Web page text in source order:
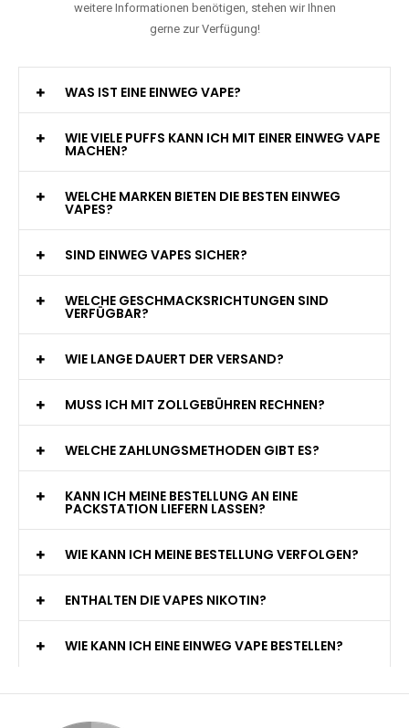
weitere Informationen benötigen, stehen wir Ihnen
gerne zur Verfügung!
WAS IST EINE EINWEG VAPE?
WIE VIELE PUFFS KANN ICH MIT EINER EINWEG VAPE
MACHEN?
WELCHE MARKEN BIETEN DIE BESTEN EINWEG
VAPES?
SIND EINWEG VAPES SICHER?
WELCHE GESCHMACKSRICHTUNGEN SIND
VERFÜGBAR?
WIE LANGE DAUERT DER VERSAND?
MUSS ICH MIT ZOLLGEBÜHREN RECHNEN?
WELCHE ZAHLUNGSMETHODEN GIBT ES?
KANN ICH MEINE BESTELLUNG AN EINE
PACKSTATION LIEFERN LASSEN?
WIE KANN ICH MEINE BESTELLUNG VERFOLGEN?
ENTHALTEN DIE VAPES NIKOTIN?
WIE KANN ICH EINE EINWEG VAPE BESTELLEN?